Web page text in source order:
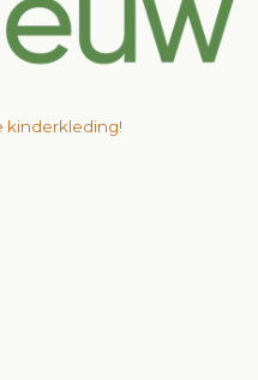
kinderkleding!